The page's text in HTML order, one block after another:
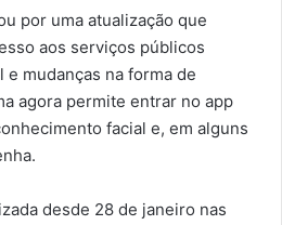
por uma atualização que
aos serviços públicos
mudanças na forma de
agora permite entrar no app
facial e, em alguns
desde 28 de janeiro nas